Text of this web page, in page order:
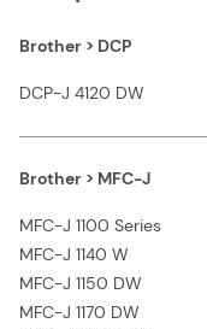
Brother > DCP
DCP-J 4120 DW
Brother > MFC-J
MFC-J 1100 Series
MFC-J 1140 W
MFC-J 1150 DW
MFC-J 1170 DW